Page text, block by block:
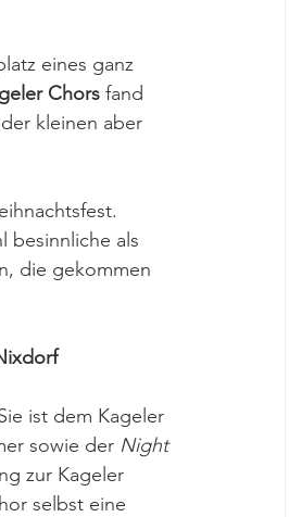
eines ganz
Chors fand
kleinen aber
besinnliche als
die gekommen
ist dem Kageler
sowie der Night
zur Kageler
selbst eine